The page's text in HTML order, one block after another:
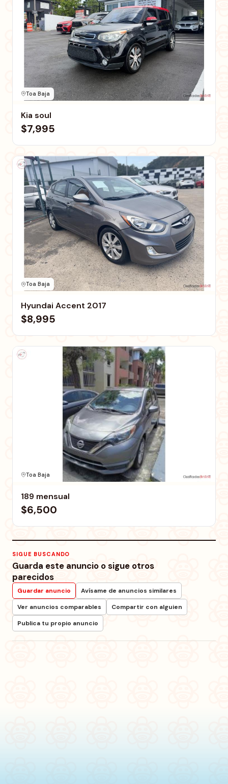
Toa Baja
Kia soul
$7,995
Toa Baja
Hyundai Accent 2017
$8,995
Toa Baja
189 mensual
$6,500
SIGUE BUSCANDO
Guarda este anuncio o sigue otros
parecidos
Guardar anuncio
Avísame de anuncios similares
Ver anuncios comparables
Compartir con alguien
Publica tu propio anuncio